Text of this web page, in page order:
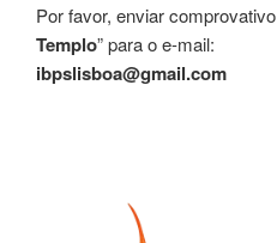
Por favor, enviar
Templo” para o e-mail:
ibpslisboa@gmail.com